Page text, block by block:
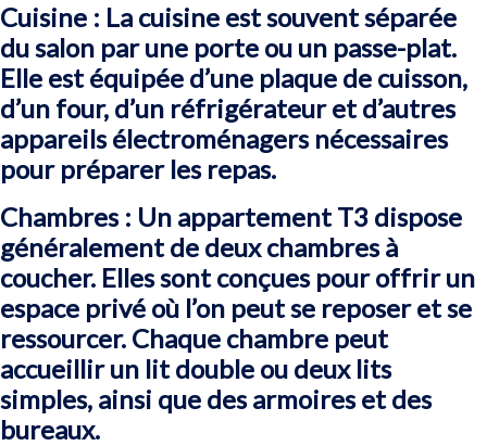
Cuisine : La cuisine est souvent séparée
du salon par une porte ou un passe-plat.
Elle est équipée d’une plaque de cuisson,
d’un four, d’un réfrigérateur et d’autres
appareils électroménagers nécessaires
pour préparer les repas.
Chambres : Un appartement T3 dispose
généralement de deux chambres à
coucher. Elles sont conçues pour offrir un
espace privé où l’on peut se reposer et se
ressourcer. Chaque chambre peut
accueillir un lit double ou deux lits
simples, ainsi que des armoires et des
bureaux.